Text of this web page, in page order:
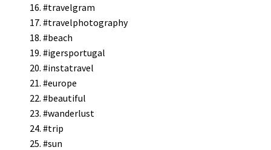
#travelgram
#travelphotography
#beach
#igersportugal
#instatravel
#europe
#beautiful
#wanderlust
#trip
#sun